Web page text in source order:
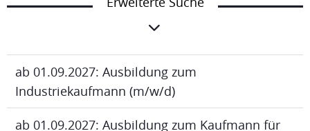
ab 01.09.2027: Ausbildung zum
Industriekaufmann (m/w/d)
ab 01.09.2027: Ausbildung zum Kaufmann für